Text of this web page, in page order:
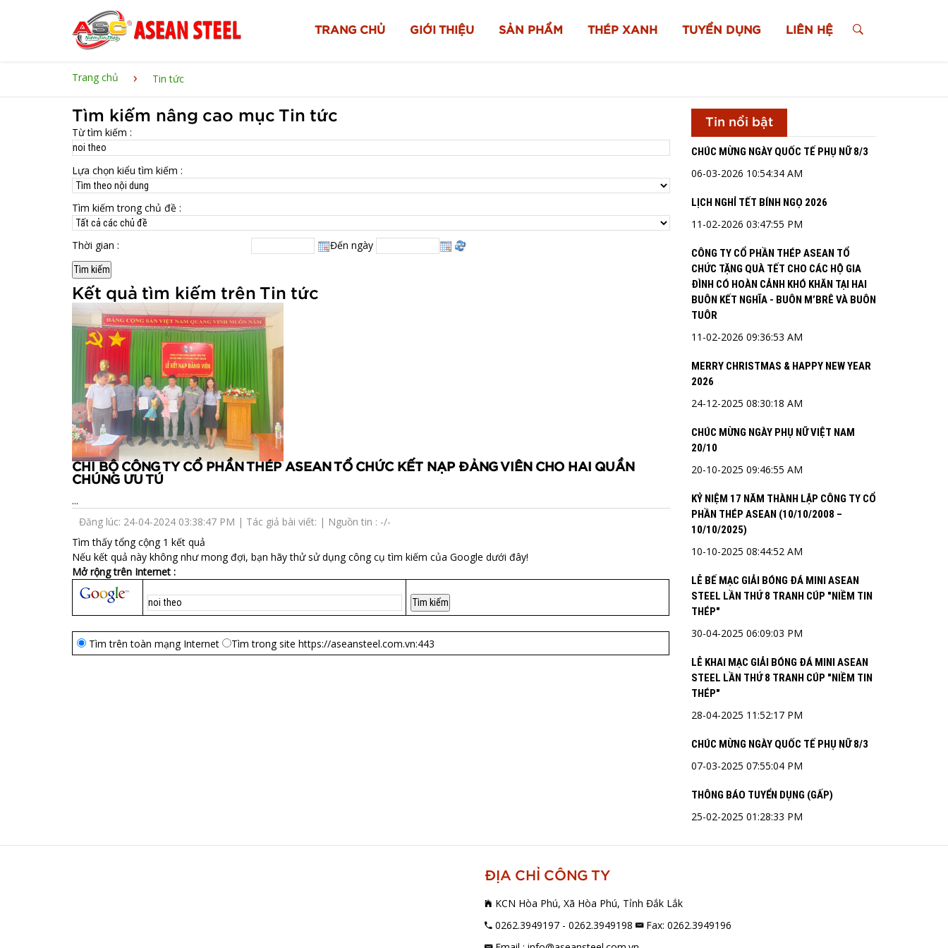
TRANG CHỦ GIỚI THIỆU SẢN PHẨM THÉP XANH TUYỂN DỤNG LIÊN HỆ
Trang chủ › Tin tức
Tìm kiếm nâng cao mục Tin tức
Từ tìm kiếm :
Lựa chọn kiểu tìm kiếm :
Tìm kiếm trong chủ đề :
Thời gian : Đến ngày
Kết quả tìm kiếm trên Tin tức
CHI BỘ CÔNG TY CỔ PHẦN THÉP ASEAN TỔ CHỨC KẾT NẠP ĐẢNG VIÊN CHO HAI QUẦN
CHÚNG ƯU TÚ
...
Đăng lúc: 24-04-2024 03:38:47 PM | Tác giả bài viết: | Nguồn tin : -/-
Tìm thấy tổng cộng 1 kết quả
Nếu kết quả này không như mong đợi, bạn hãy thử sử dụng công cụ tìm kiếm của Google dưới đây!
Mở rộng trên Internet :
Tìm trên toàn mạng Internet Tìm trong site https://aseansteel.com.vn:443
Tin nổi bật
CHÚC MỪNG NGÀY QUỐC TẾ PHỤ NỮ 8/3
06-03-2026 10:54:34 AM
LỊCH NGHỈ TẾT BÍNH NGỌ 2026
11-02-2026 03:47:55 PM
CÔNG TY CỔ PHẦN THÉP ASEAN TỔ
CHỨC TẶNG QUÀ TẾT CHO CÁC HỘ GIA
ĐÌNH CÓ HOÀN CẢNH KHÓ KHĂN TẠI HAI
BUÔN KẾT NGHĨA - BUÔN M’BRÊ VÀ BUÔN
TUÔR
11-02-2026 09:36:53 AM
MERRY CHRISTMAS & HAPPY NEW YEAR
2026
24-12-2025 08:30:18 AM
CHÚC MỪNG NGÀY PHỤ NỮ VIỆT NAM
20/10
20-10-2025 09:46:55 AM
KỶ NIỆM 17 NĂM THÀNH LẬP CÔNG TY CỔ
PHẦN THÉP ASEAN (10/10/2008 –
10/10/2025)
10-10-2025 08:44:52 AM
LỄ BẾ MẠC GIẢI BÓNG ĐÁ MINI ASEAN
STEEL LẦN THỨ 8 TRANH CÚP "NIỀM TIN
THÉP"
30-04-2025 06:09:03 PM
LỄ KHAI MẠC GIẢI BÓNG ĐÁ MINI ASEAN
STEEL LẦN THỨ 8 TRANH CÚP "NIỀM TIN
THÉP"
28-04-2025 11:52:17 PM
CHÚC MỪNG NGÀY QUỐC TẾ PHỤ NỮ 8/3
07-03-2025 07:55:04 PM
THÔNG BÁO TUYỂN DỤNG (GẤP)
25-02-2025 01:28:33 PM
ĐỊA CHỈ CÔNG TY
KCN Hòa Phú, Xã Hòa Phú, Tỉnh Đắk Lắk
0262.3949197 - 0262.3949198
Fax: 0262.3949196